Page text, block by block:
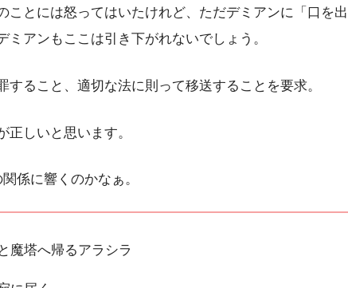
ことには怒ってはいたけれど、ただデミアンに「口を出
アンもここは引き下がれないでしょう。
ること、適切な法に則って移送することを要求。
正しいと思います。
係に響くのかなぁ。
魔塔へ帰るアラシラ